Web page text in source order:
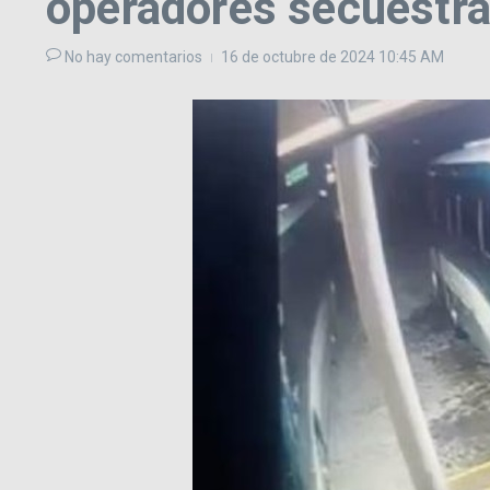
No hay comentarios 16 de octubre de 2024 10:45 AM